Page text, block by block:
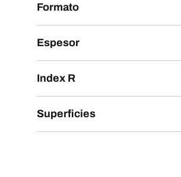
Formato
Espesor
Index R
Superficies